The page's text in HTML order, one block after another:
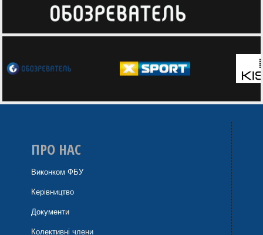
ПРО НАС
Виконком ФБУ
Керівництво
Документи
Колективні члени